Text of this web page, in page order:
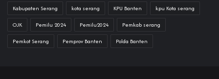
Kabupaten Serang kota serang KPU Banten kpu Kota serang
OJK Pemilu 2024 Pemilu2024 Pemkab serang
Pemkot Serang Pemprov Banten Polda Banten